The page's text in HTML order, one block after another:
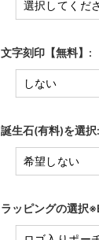
文字刻印【無料】:
誕生石(有料)を選択:
ラッピングの選択